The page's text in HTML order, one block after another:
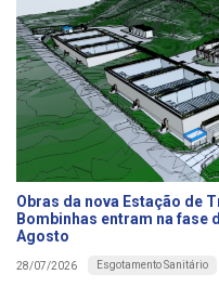
Obras da nova Estação de
Bombinhas entram na fase
Agosto
28/07/2026 Esgotamento Sanitário